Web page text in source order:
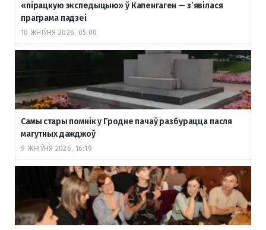
«пірацкую экспедыцыю» ў Капенгаген — з’явілася
праграма падзеі
10 ЖНІЎНЯ 2026, 05:00
Самы стары помнік у Гродне пачаў разбурацца пасля
магутных дажджоў
9 ЖНІЎНЯ 2026, 16:19